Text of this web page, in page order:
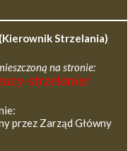
Strzelania)
na stronie:
strzelanie/
przez Zarząd Główny